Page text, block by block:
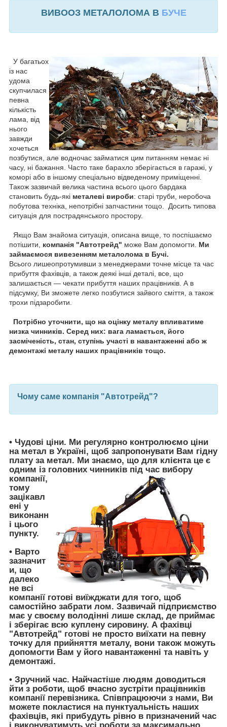
ВИВООЗ МЕТАЛОЛОМА В БУЧЕ
У багатьох
із нас
удома
скупчилася
певна
кількість
лама, від
нього
завжди
хочеться
позбутися, але водночас займатися цим питанням немає ні
часу, ні бажання. Часто таке барахло зберігається в гаражі, у
коморі або в іншому спеціально відведеному приміщенні.
Також зазвичай велика частина всього цього бардака
становить будь-які металеві вироби: старі труби, неробоча
побутова техніка, непотрібні запчастини тощо. Досить типова
ситуація для пострадянського простору.
Якщо Вам знайома ситуація, описана вище, то поспішаємо
потішити,
компанія "Автотрейд" може Вам допомогти. Ми
займаємося вивезенням металолома в Бучі.
Всього лишеопротумивши з менеджерами точне місце та час
прибуття фахівців, а також деякі інші деталі, все, що
залишається — чекати прибуття наших працівників. А в
підсумку, Ви зможете легко позбутися зайвого сміття, а також
трохи підзаробити.
Потрібно уточнити, що на оцінку металу впливатиме
низка чинників. Серед них: вага ламається, його
засміченість, стан, ступінь участі в навантаженні або ж
демонтажі металу наших працівників тощо.
Чому саме компанія "Автотрейд"?
• Чудові ціни. Ми регулярно контролюємо ціни
на метал в Україні, щоб запропонувати Вам гідну
плату за метал. Ми знаємо, що для клієнта це є
одним із головних чинників під час вибору
компанії,
тому
зацікавл
ені у
виконанн
і цього
пункту.
• Варто
зазначит
и, що
далеко
не всі
компанії готові виїжджати для того, щоб
самостійно забрати лом. Зазвичай підприємство
має у своєму володінні лише склад, де приймає
і зберігає всю куплену сировину. А фахівці
"Автотрейд" готові не просто виїхати на певну
точку для прийняття металу, вони також можуть
допомогти Вам у його навантаженні та навіть у
демонтажі.
• Зручний час. Найчастіше людям доводиться
йти з роботи, щоб вчасно зустріти працівників
компанії перевізника. Співпрацюючи з нами, Ви
можете покластися на пунктуальність наших
фахівців, які прибудуть рівно в призначений час